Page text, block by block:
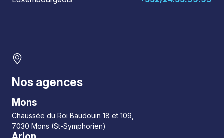
Nos agences
Mons
Chaussée du Roi Baudouin 18 et 109,
7030 Mons (St-Symphorien)